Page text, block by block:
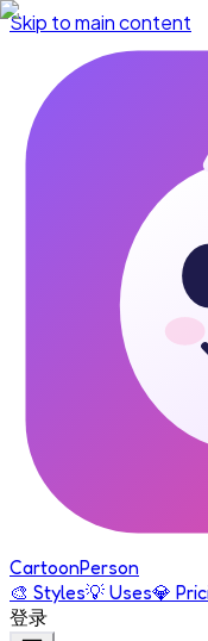
Skip to main content
CartoonPerson
🎨 Styles💡 Uses💎
登录